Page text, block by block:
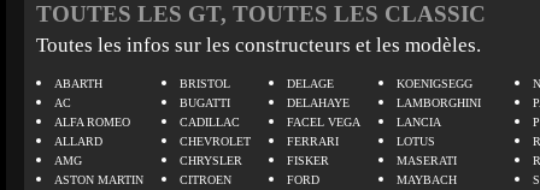
TOUTES LES GT, TOUTES LES CLASSIC
Toutes les infos sur les constructeurs et les modèles.
ABARTH
AC
ALFA ROMEO
ALLARD
AMG
ASTON MARTIN
BRISTOL
BUGATTI
CADILLAC
CHEVROLET
CHRYSLER
CITROEN
DELAGE
DELAHAYE
FACEL VEGA
FERRARI
FISKER
FORD
KOENIGSEGG
LAMBORGHINI
LANCIA
LOTUS
MASERATI
MAYBACH